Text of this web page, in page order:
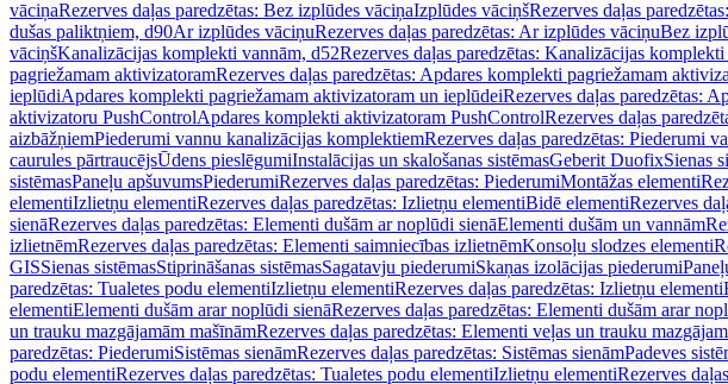
vāciņaRezerves daļas paredzētas: Bez izplūdes vāciņaIzplūdes vāciņšRezerves daļas
dušas paliktņiem, d90Ar izplūdes vāciņuRezerves daļas paredzētas: Ar izplūdes vāciņuBez
vāciņšKanalizācijas komplekti vannām, d52Rezerves daļas paredzētas: Kanalizācijas
pagriežamam aktivizatoramRezerves daļas paredzētas: Apdares komplekti pagriežamam
ieplūdiApdares komplekti pagriežamam aktivizatoram un ieplūdeiRezerves daļas paredzētas:
aktivizatoru PushControlApdares komplekti aktivizatoram PushControlRezerves daļas
aizbāžņiemPiederumi vannu kanalizācijas komplektiemRezerves daļas paredzētas: Piederumi
caurules pārtraucējsŪdens pieslēgumiInstalācijas un skalošanas sistēmasGeberit DuofixSienas
sistēmasPaneļu apšuvumsPiederumiRezerves daļas paredzētas: PiederumiMontāžas elementi
elementiIzlietņu elementiRezerves daļas paredzētas: Izlietņu elementiBidē elementiRezerves
sienāRezerves daļas paredzētas: Elementi dušām ar noplūdi sienāElementi dušām un vannām
izlietnēmRezerves daļas paredzētas: Elementi saimniecības izlietnēmKonsoļu slodzes elementi
GISSienas sistēmasStiprināšanas sistēmasSagatavju piederumiSkaņas izolācijas piederumi
paredzētas: Tualetes podu elementiIzlietņu elementiRezerves daļas paredzētas: Izlietņu elementi
elementiElementi dušām arar noplūdi sienāRezerves daļas paredzētas: Elementi dušām arar
un trauku mazgājamām mašīnāmRezerves daļas paredzētas: Elementi veļas un trauku
paredzētas: PiederumiSistēmas sienāmRezerves daļas paredzētas: Sistēmas sienāmPadeves
podu elementiRezerves daļas paredzētas: Tualetes podu elementiIzlietņu elementiRezerves